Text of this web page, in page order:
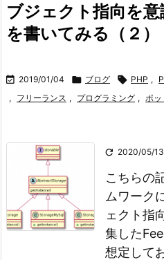
ブジェクト指向を
を書いてみる（２）
 2019/01/04  ブログ  PHP ,
, フリーランス , プログラミング , ポッ
 2020/05/13
こちらの
ムワーク
ェクト指
集した
想定して